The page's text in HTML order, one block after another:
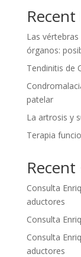
Recent
Las
órganos:
Tendinitis de
patelar
La artrosis y
Terapia
Consulta
aductores
Consulta
Consulta
aductores